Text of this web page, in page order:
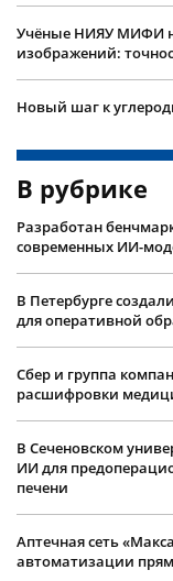
Учëные НИЯУ МИФИ
изображений:
Новый шаг к
В рубрике
Разработан
современных ИИ-
В Петербурге
для оперативной
Сбер и группа
расшифровки
В Сеченовском
ИИ для
печени
Аптечная сеть
автоматизации